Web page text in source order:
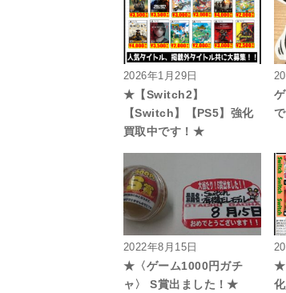
2026年1月29日
★【Switch2】
【Switch】【PS5】強化
買取中です！★
2022年8月15日
★〈ゲーム1000円ガチ
ャ〉 S賞出ました！★
★